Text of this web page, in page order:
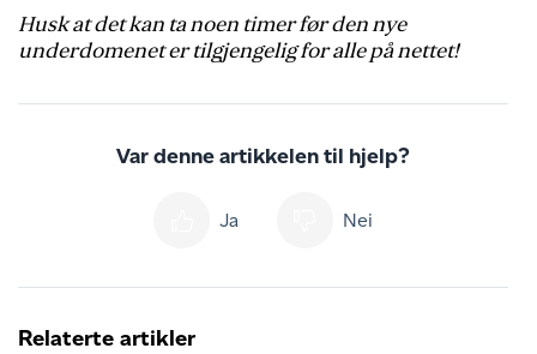
Husk at det kan ta noen timer før den nye
underdomenet er tilgjengelig for alle på nettet!
Var denne artikkelen til hjelp?
Ja Nei
Relaterte artikler